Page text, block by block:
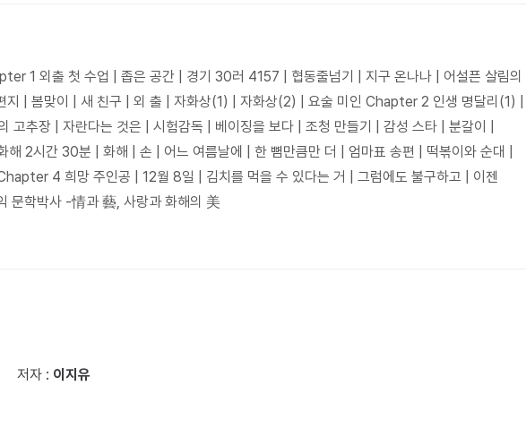
1 외출 첫 수업 | 좁은 공간 | 경기 30러 4157 | 협동줄넘기 | 지구 온나나 | 어설픈 살림의
지 | 봄맞이 | 새 친구 | 외 출 | 자화상(1) | 자화상(2) | 요술 미인 Chapter 2 인생 명달리(1) |
고추장 | 자란다는 것은 | 시험감독 | 베이징을 보다 | 조청 만들기 | 감성 스타 | 분갈이 |
2시간 30분 | 화해 | 손 | 어느 여름날에 | 한 뼘만큼만 더 | 엄마표 송편 | 떡볶이와 순대 |
4 희망 주인공 | 12월 8일 | 김치를 먹을 수 있다는 거 | 그럼에도 불구하고 | 이젠
문학박사 -情과 藝, 사랑과 화해의 美
저자 : 이지유